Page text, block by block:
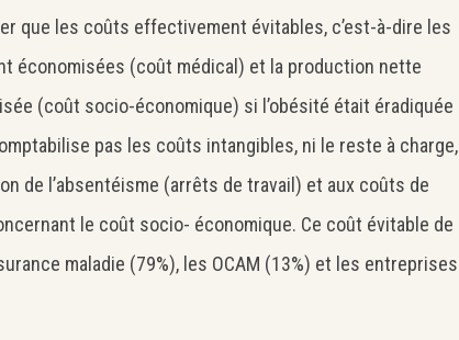
que les coûts effectivement évitables, c’est-à-dire les
économisées (coût médical) et la production nette
(coût socio-économique) si l’obésité était éradiquée
pas les coûts intangibles, ni le reste à charge,
de l’absentéisme (arrêts de travail) et aux coûts de
le coût socio- économique. Ce coût évitable de
maladie (79%), les OCAM (13%) et les entreprises